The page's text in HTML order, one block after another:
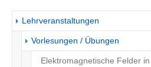
Lehrveranstaltungen
Vorlesungen / Übungen
Elektromagnetische Felder